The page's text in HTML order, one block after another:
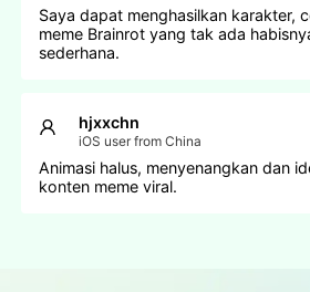
Saya dapat menghasilkan karakter,
meme Brainrot yang tak ada
sederhana.
hjxxchn
iOS user from China
Animasi halus, menyenangkan dan
konten meme viral.